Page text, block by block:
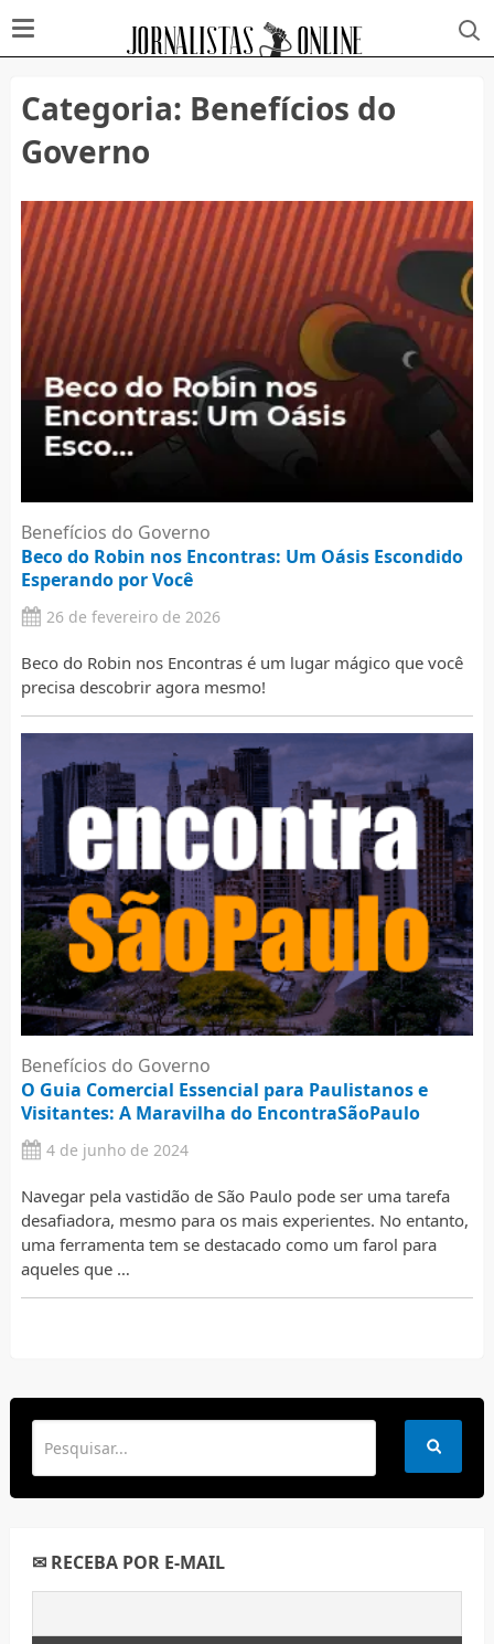
Categoria: Benefícios do
Governo
Benefícios do Governo
Beco do Robin nos Encontras: Um Oásis Escondido
Esperando por Você
26 de fevereiro de 2026
Beco do Robin nos Encontras é um lugar mágico que você
precisa descobrir agora mesmo!
Benefícios do Governo
O Guia Comercial Essencial para Paulistanos e
Visitantes: A Maravilha do EncontraSãoPaulo
4 de junho de 2024
Navegar pela vastidão de São Paulo pode ser uma tarefa
desafiadora, mesmo para os mais experientes. No entanto,
uma ferramenta tem se destacado como um farol para
aqueles que …
✉ RECEBA POR E-MAIL